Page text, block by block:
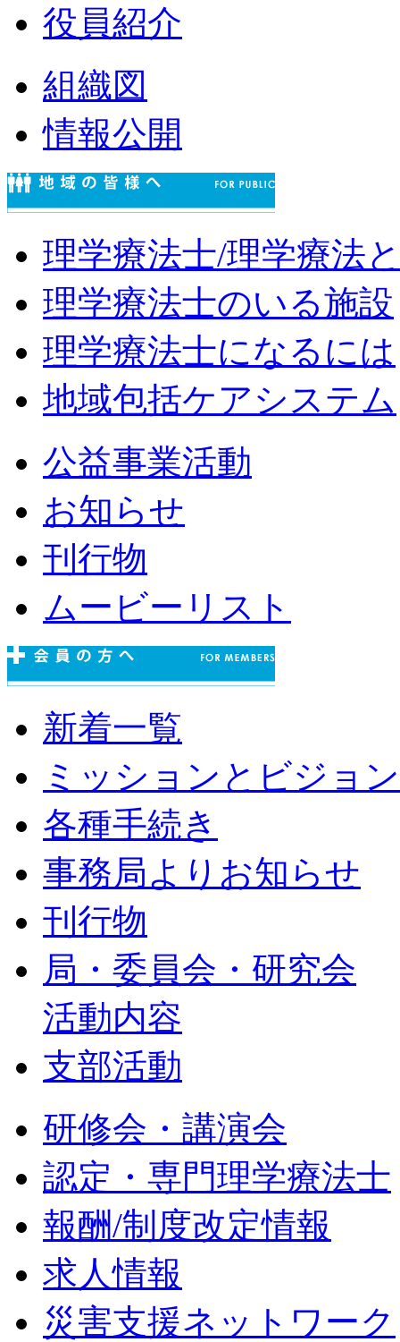
役員紹介
組織図
情報公開
理学療法士/理学療法
理学療法士のいる施設
理学療法士になるには
地域包括ケアシステム
公益事業活動
お知らせ
刊行物
ムービーリスト
新着一覧
ミッションとビジョン
各種手続き
事務局よりお知らせ
刊行物
局・委員会・研究会
活動内容
支部活動
研修会・講演会
認定・専門理学療法士
報酬/制度改定情報
求人情報
災害支援ネットワーク